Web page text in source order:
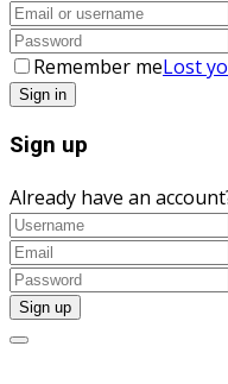
Remember meLost
Sign up
Already have an